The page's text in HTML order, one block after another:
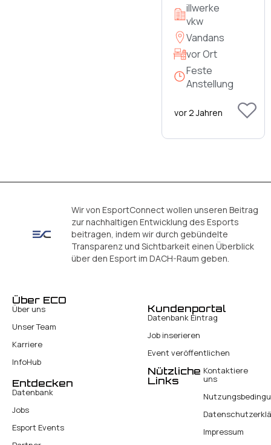
illwerke
vkw
Vandans
vor Ort
Feste
Anstellung
vor 2 Jahren
Wir von EsportConnect wollen unseren Beitrag
zur nachhaltigen Entwicklung des Esports
beitragen, indem wir durch gebündelte
Transparenz und Sichtbarkeit einen Überblick
über den Esport im DACH-Raum geben.
Über ECO
Über uns
Unser Team
Karriere
InfoHub
Kundenportal
Datenbank Eintrag
Job inserieren
Event veröffentlichen
Entdecken
Datenbank
Jobs
Esport Events
Nützliche
Links
Kontaktiere
uns
Impressum